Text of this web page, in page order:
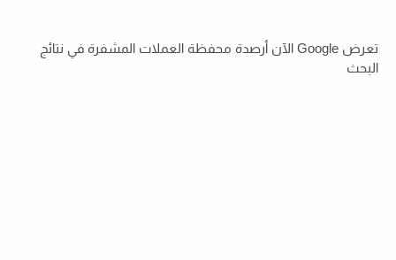
تعرض Google الآن أرصدة محفظة العملات المشفرة في نتائج
البحث